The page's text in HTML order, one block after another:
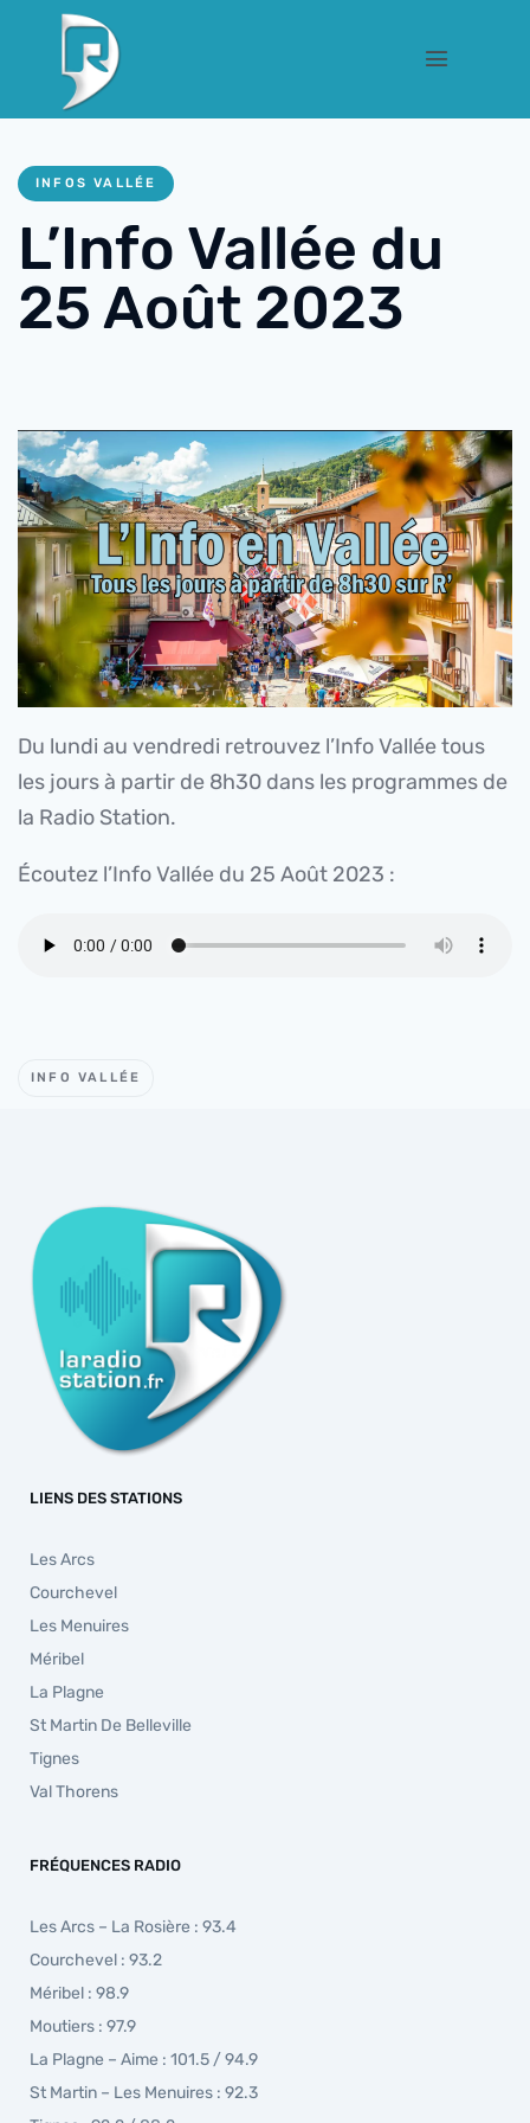
INFOS VALLÉE
L’Info Vallée du
25 Août 2023
Du lundi au vendredi retrouvez l’Info Vallée tous
les jours à partir de 8h30 dans les programmes de
la Radio Station.
Écoutez l’Info Vallée du 25 Août 2023 :
INFO VALLÉE
LIENS DES STATIONS
Les Arcs
Courchevel
Les Menuires
Méribel
La Plagne
St Martin De Belleville
Tignes
Val Thorens
FRÉQUENCES RADIO
Les Arcs – La Rosière : 93.4
Courchevel : 93.2
Méribel : 98.9
Moutiers : 97.9
La Plagne – Aime : 101.5 / 94.9
St Martin – Les Menuires : 92.3